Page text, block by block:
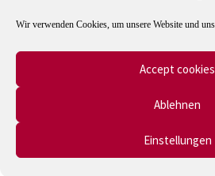
Wir verwenden Cookies, um unsere Website und
Accept cookies
Ablehnen
Einstellungen
Mitglied im Verband Deutscher
International League of